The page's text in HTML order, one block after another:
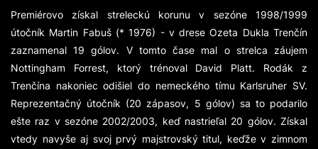
Premiérovo získal streleckú korunu v sezóne 1998/1999
útočník Martin Fabuš (* 1976) - v drese Ozeta Dukla Trenčín
zaznamenal 19 gólov. V tomto čase mal o strelca záujem
Nottingham Forrest, ktorý trénoval David Platt. Rodák z
Trenčína nakoniec odišiel do nemeckého tímu Karlsruher SV.
Reprezentačný útočník (20 zápasov, 5 gólov) sa to podarilo
ešte raz v sezóne 2002/2003, keď nastrieľal 20 gólov. Získal
vtedy navyše aj svoj prvý majstrovský titul, keďže v zimnom